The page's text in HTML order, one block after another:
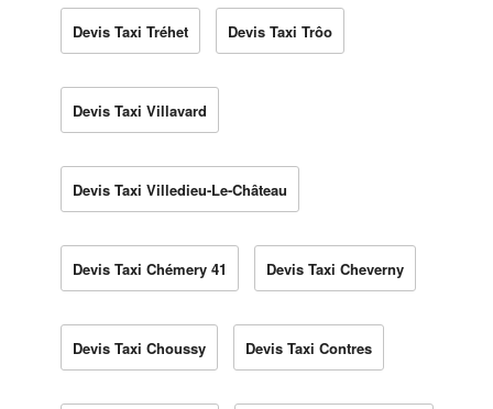
Devis Taxi Tréhet Devis Taxi Trôo
Devis Taxi Villavard
Devis Taxi Villedieu-Le-Château
Devis Taxi Chémery 41 Devis Taxi Cheverny
Devis Taxi Choussy Devis Taxi Contres